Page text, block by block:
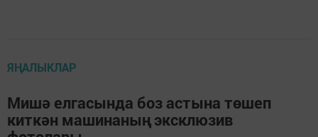
ЯҢАЛЫКЛАР
Мишә елгасында боз астына төшеп
киткән машинаның эксклюзив